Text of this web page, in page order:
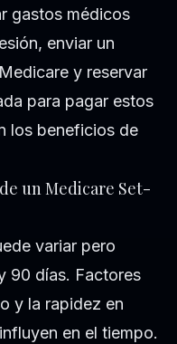
gastos médicos
enviar un
y reservar
para pagar estos
los beneficios de
un Medicare Set-
variar pero
90 días. Factores
y la rapidez en
en el tiempo.